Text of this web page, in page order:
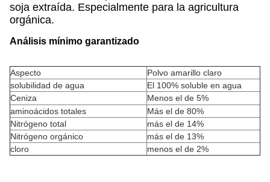
soja extraída. Especialmente para la agricultura
orgánica.
Análisis mínimo garantizado
Aspecto
Polvo amarillo claro
solubilidad de agua
El 100% soluble en agua
Ceniza
Menos el de 5%
aminoácidos totales
Más el de 80%
Nitrógeno total
más el de 14%
Nitrógeno orgánico
más el de 13%
cloro
menos el de 2%